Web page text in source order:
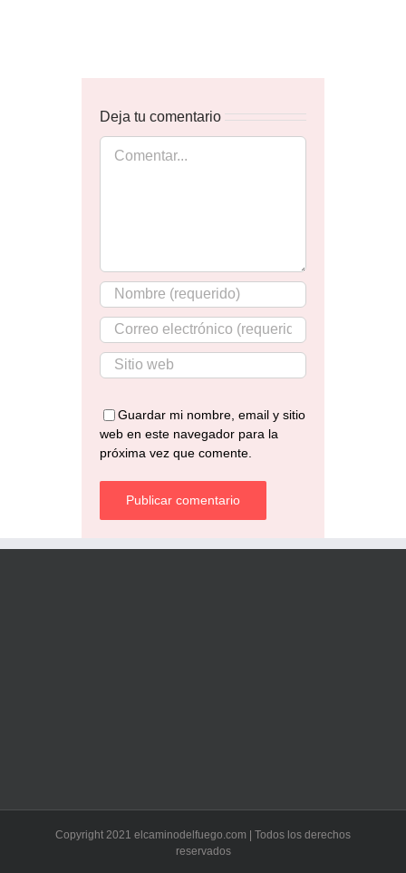
Deja tu comentario
Comentar
Guardar mi nombre, email y sitio
web en este navegador para la
próxima vez que comente.
Copyright 2021 elcaminodelfuego.com | Todos los derechos
reservados